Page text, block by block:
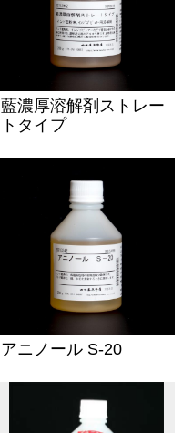
藍濃厚溶解剤ストレー
トタイプ
アニノール S-20